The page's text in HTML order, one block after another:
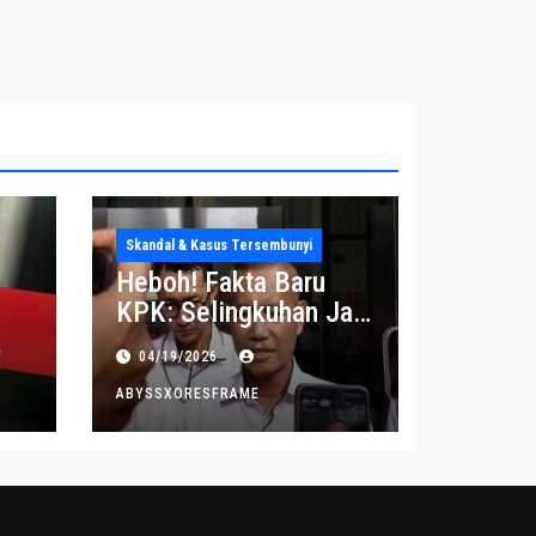
Skandal & Kasus Tersembunyi
Heboh! Fakta Baru
KPK: Selingkuhan Jadi
Tujuan Utama Uang
Korupsi
04/19/2026
ABYSSXORESFRAME